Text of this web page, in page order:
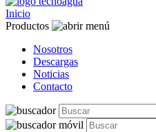
Inicio
Productos
Nosotros
Descargas
Noticias
Contacto